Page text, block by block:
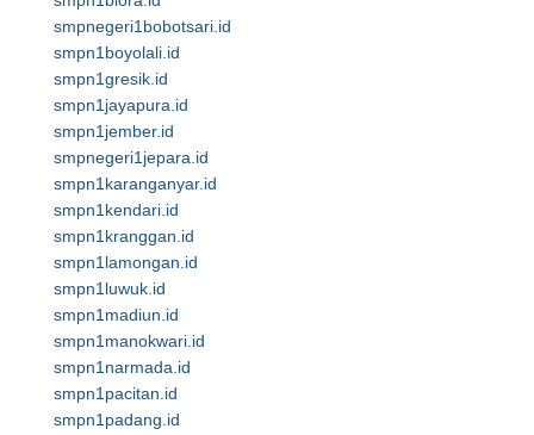
smpnegeri1bobotsari.id
smpn1boyolali.id
smpn1gresik.id
smpn1jayapura.id
smpn1jember.id
smpnegeri1jepara.id
smpn1karanganyar.id
smpn1kendari.id
smpn1kranggan.id
smpn1lamongan.id
smpn1luwuk.id
smpn1madiun.id
smpn1manokwari.id
smpn1narmada.id
smpn1pacitan.id
smpn1padang.id